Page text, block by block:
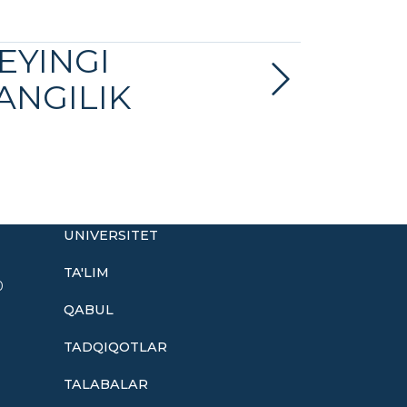
UNIVERSITET
TA'LIM
QABUL
TADQIQOTLAR
TALABALAR